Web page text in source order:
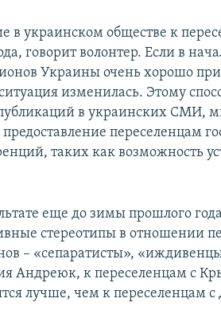
в украинском обществе к
говорит волонтер. Если в
Украины очень хорошо
изменилась. Этому
в украинских СМИ,
переселенцам
таких как возможность
еще до зимы прошлого
стереотипы в отношении
– «сепаратисты»,
Андреюк, к переселенцам с
лучше, чем к переселенцам с